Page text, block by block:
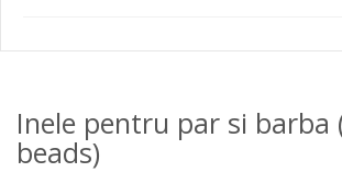
Inele pentru par si barba
beads)